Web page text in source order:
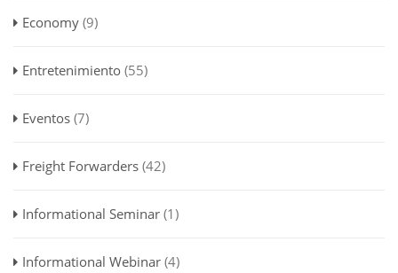
Economy (9)
Entretenimiento (55)
Eventos (7)
Freight Forwarders (42)
Informational Seminar (1)
Informational Webinar (4)